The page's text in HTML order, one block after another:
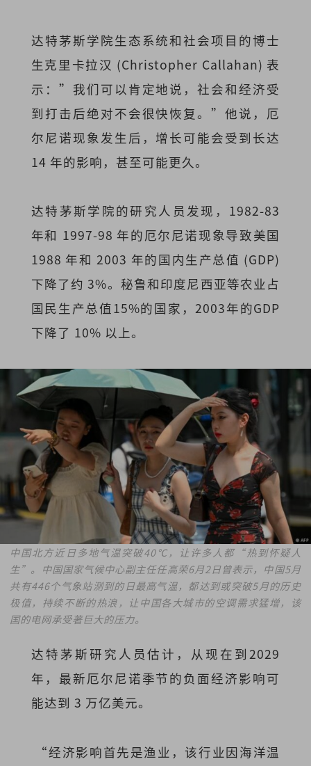
达特茅斯学院生态系统和社会项目的博士
生克里卡拉汉 (Christopher Callahan) 表
示：”我们可以肯定地说，社会和经济受
到打击后绝对不会很快恢复。”他说，厄
尔尼诺现象发生后，增长可能会受到长达
14 年的影响，甚至可能更久。
达特茅斯学院的研究人员发现，1982-83
年和 1997-98 年的厄尔尼诺现象导致美国
1988 年和 2003 年的国内生产总值 (GDP)
下降了约 3%。秘鲁和印度尼西亚等农业占
国民生产总值15%的国家，2003年的GDP
下降了 10% 以上。
中国北方近日多地气温突破40℃，让许多人都“热到怀疑人
生”。中国国家气候中心副主任任高荣6月2日曾表示，中国5月
共有446个气象站测到的日最高气温，都达到或突破5月的历史
极值，持续不断的热浪，让中国各大城市的空调需求猛增，该
国的电网承受著巨大的压力。
达特茅斯研究人员估计，从现在到2029
年，最新厄尔尼诺季节的负面经济影响可
能达到 3 万亿美元。
“经济影响首先是渔业，该行业因海洋温